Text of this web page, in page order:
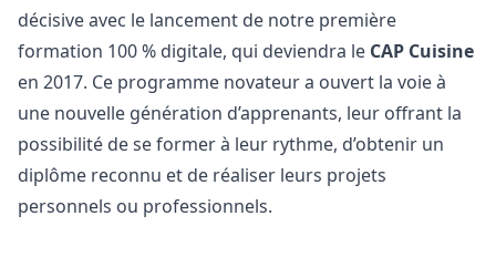
décisive avec le lancement de notre première
formation 100 % digitale, qui deviendra le CAP Cuisine
en 2017. Ce programme novateur a ouvert la voie à
une nouvelle génération d’apprenants, leur offrant la
possibilité de se former à leur rythme, d’obtenir un
diplôme reconnu et de réaliser leurs projets
personnels ou professionnels.